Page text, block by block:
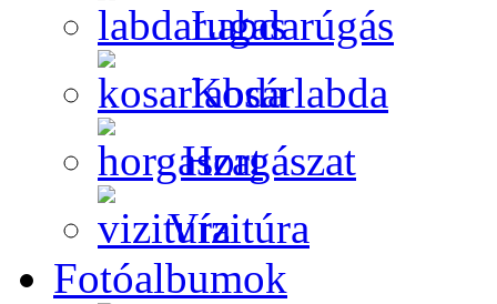
Labdarúgás
Kosárlabda
Horgászat
Vízitúra
Fotóalbumok